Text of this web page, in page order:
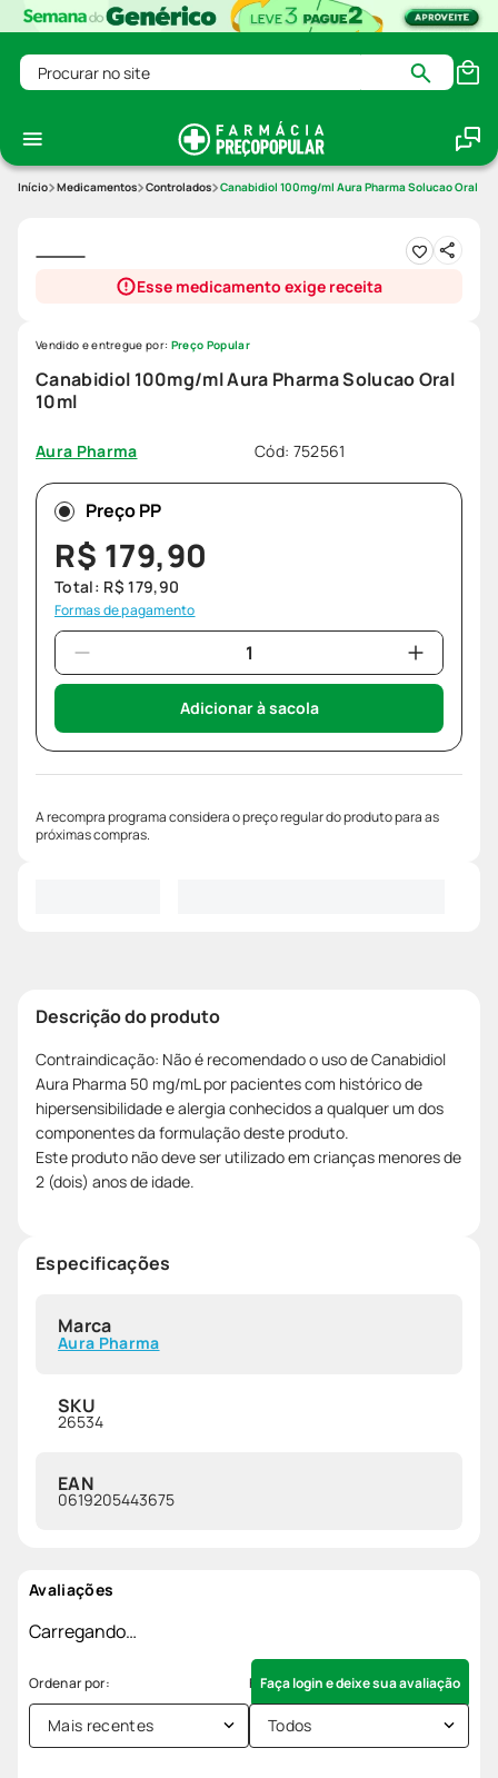
Procurar no site
Medicamentos Controlados Canabidiol 100mg/ml Aura Pharma Solucao Oral
Esse medicamento exige receita
Canabidiol 100mg/ml Aura Pharma Solucao Oral
10ml
Aura Pharma Cód: 752561
Vendido e entregue por: Preço Popular
Preço PP
R$ 179,90
Total: R$ 179,90
Formas de pagamento
Adicionar à sacola
A recompra programa considera o preço regular do produto para as
próximas compras.
Descrição do produto
Contraindicação: Não é recomendado o uso de Canabidiol
Aura Pharma 50 mg/mL por pacientes com histórico de
hipersensibilidade e alergia conhecidos a qualquer um dos
componentes da formulação deste produto.
Este produto não deve ser utilizado em crianças menores de
2 (dois) anos de idade.
Especificações
Marca
Aura Pharma
SKU
26534
EAN
0619205443675
Avaliações
Carregando…
Faça login e deixe sua avaliação
Mais recentes Todos